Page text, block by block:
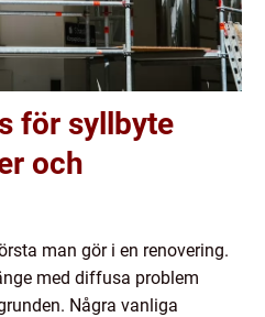
för syllbyte
och
man gör i en renovering.
med diffusa problem
Några vanliga